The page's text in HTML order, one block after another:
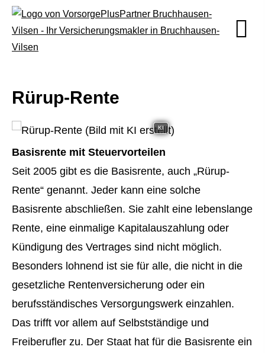
Rürup-Rente
KI
Basisrente mit Steuervorteilen
Seit 2005 gibt es die Basisrente, auch „Rürup-
Rente“ genannt. Jeder kann eine solche
Basisrente abschließen. Sie zahlt eine lebenslange
Rente, eine einmalige Kapitalauszahlung oder
Kündigung des Vertrages sind nicht möglich.
Besonders lohnend ist sie für alle, die nicht in die
gesetzliche Rentenversicherung oder ein
berufsständisches Versorgungswerk einzahlen.
Das trifft vor allem auf Selbstständige und
Freiberufler zu. Der Staat hat für die Basisrente ein